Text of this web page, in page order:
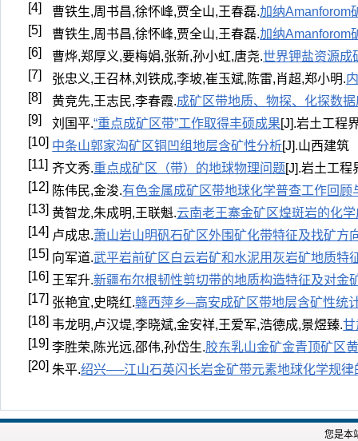
[4]
曹铁生,周书昌,徐怀峰,贾全山,王春磊.加纳Amanforom
[5]
曹铁生,周书昌,徐怀峰,贾全山,王春磊.加纳Amanforom
[6]
曹烨,郑厚义,要梅娟,张新,孙小虹,唐尧.世界钾盐资源成
[7]
张忠义,王召林,刘铁成,李坡,崔玉斌,陈雷,肖超,郑小明.
[8]
黄竞先,王志民,李春霞.成矿区带地质、物探、化探数
[9]
刘国平.“重点成矿区带”工作取得丰硕成果[J].岩土工程
[10] 中条山郭家沟矿区铜凹组地层含矿性分析[J].山西建筑
[11] 齐文秀.重点成矿区（带）的地球物理问题[J].岩土工程
[12] 陈伟民,金浚.有色金属成矿区带地球化学普查工作回顾
[13] 黄智龙,朱成明,王联魁.云南老王寨金矿区煌斑岩的化
[14] 卢成忠.萧山岩山明矾石矿区外围矿化带特征及找矿方
[15] 向军道.武平岩前矿区白云岩矿和水泥用灰岩矿地质特
[16] 王军升.新疆布尔根韧性剪切带的地质构造特征及对金
[17] 张艳宜,史晓红.赣西萍乡─高安成矿区带地层含矿性统
[18] 韦龙明,卢汉堤,李晓斌,金安祥,王爱军,浩德成,景煜臻.
[19] 李胜荣,陈光远,邵伟,孙岱生.胶东乳山金矿金青顶矿区
[20] 朱平.绍兴──江山石英闪长岩金矿带元素地球化学规律
您是